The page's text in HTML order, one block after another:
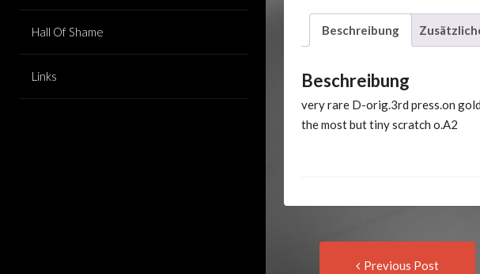
Hall Of Shame
Links
Beschreibung
Beschreibung
very rare D-orig.3rd press.on
the most but tiny scratch o.A2
Post Previous Post